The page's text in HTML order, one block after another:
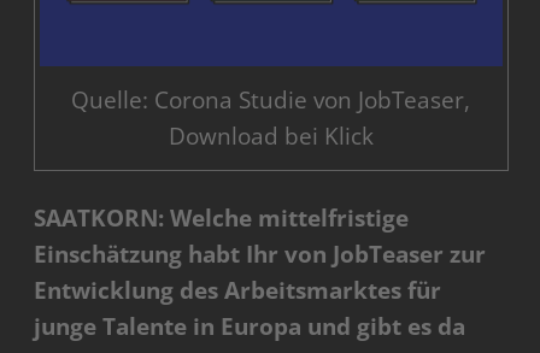
Quelle: Corona Studie von JobTeaser,
Download bei Klick
SAATKORN: Welche mittelfristige
Einschätzung habt Ihr von JobTeaser zur
Entwicklung des Arbeitsmarktes für
junge Talente in Europa und gibt es da